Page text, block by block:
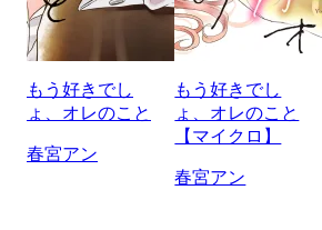
もう好きでし
ょ、オレのこと
春宮アン
もう好きでし
ょ、オレのこと
【マイクロ】
春宮アン